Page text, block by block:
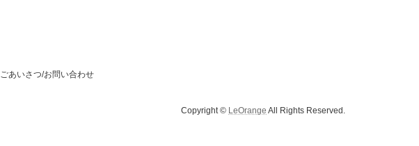
ごあいさつ/お問い合わせ
Copyright © LeOrange All Rights Reserved.